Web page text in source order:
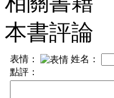
本書評論
表情： 姓名：
點評：